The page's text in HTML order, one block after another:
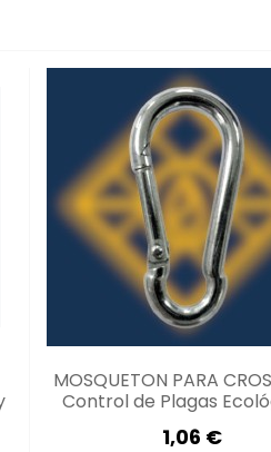
MOSQUETON PARA
Control de Plagas
Eficaz
1,06 €